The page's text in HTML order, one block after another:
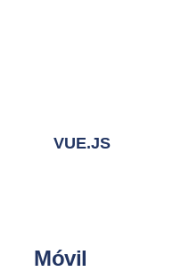
VUE.JS
Móvil